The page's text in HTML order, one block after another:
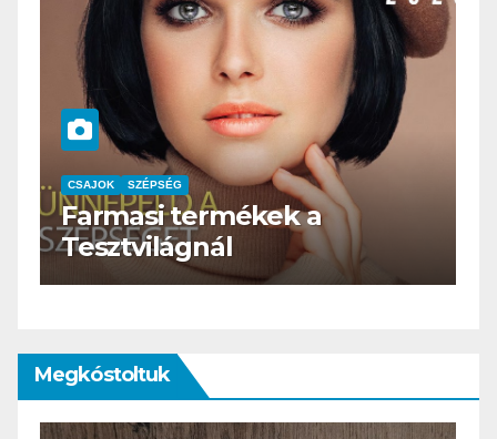
CSAJOK SZÉPSÉG
Farmasi termékek a
Tesztvilágnál
Megkóstoltuk